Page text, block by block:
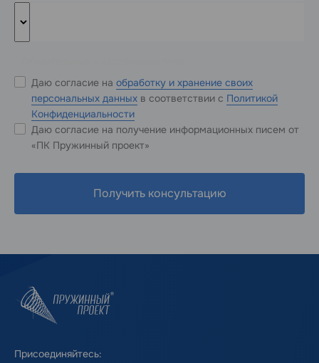
Даю согласие на обработку и хранение своих
персональных данных в соответствии с Политикой
Конфиденциальности
Даю согласие на получение информационных писем от
«ПК Пружинный проект»
Получить консультацию
Присоединяйтесь: